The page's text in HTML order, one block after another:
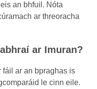
an bhfuil. Nóta
ar threoracha
ar Imuran?
fáil ar an bpraghas is
le cinn eile.